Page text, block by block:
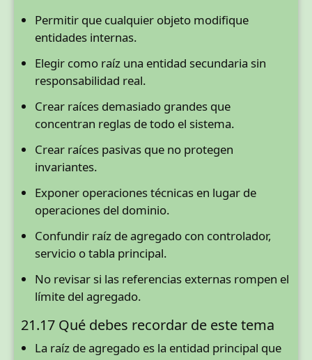
Permitir que cualquier objeto modifique
entidades internas.
Elegir como raíz una entidad secundaria sin
responsabilidad real.
Crear raíces demasiado grandes que
concentran reglas de todo el sistema.
Crear raíces pasivas que no protegen
invariantes.
Exponer operaciones técnicas en lugar de
operaciones del dominio.
Confundir raíz de agregado con controlador,
servicio o tabla principal.
No revisar si las referencias externas rompen el
límite del agregado.
21.17 Qué debes recordar de este tema
La raíz de agregado es la entidad principal que